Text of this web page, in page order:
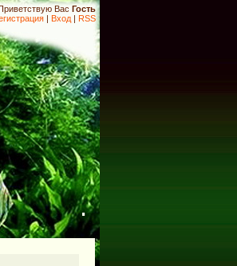
Вас Гость
| Вход | RSS
.